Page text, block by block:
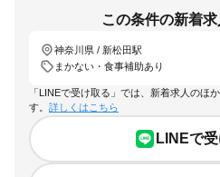
この条件の新着
神奈川県 / 新松田駅
まかない・食事補助あり
「LINEで受け取る」では、新着求人のほ
す。 詳しくはこちら
LINEで